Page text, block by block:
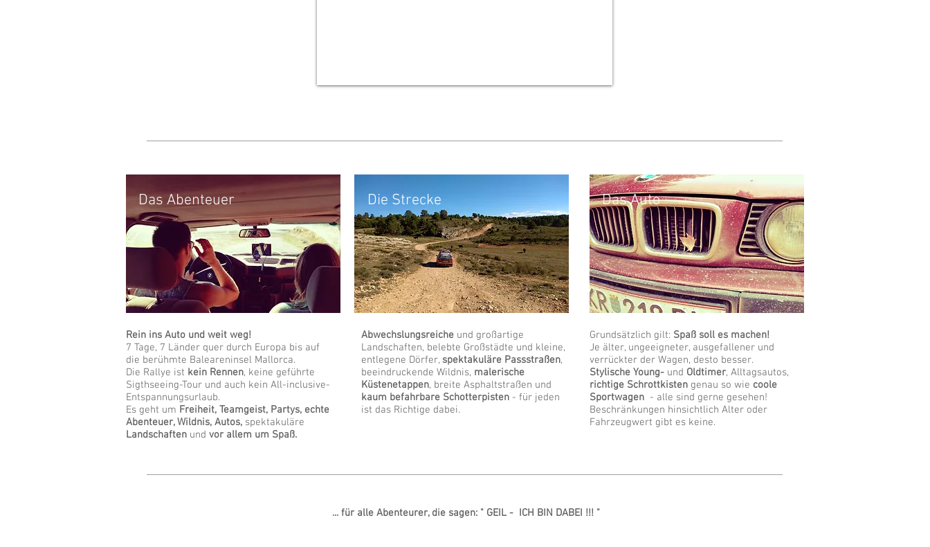
Das Abenteuer
Rein ins Auto und weit weg!
7 Tage, 7 Länder quer durch Europa bis auf
die berühmte Baleareninsel Mallorca.
Die Rallye ist kein Rennen, keine geführte
Sigthseeing-Tour und auch kein All-inclusive-
Entspannungsurlaub.
Es geht um Freiheit, Teamgeist, Partys, echte
Abenteuer, Wildnis, Autos, spektakuläre
Landschaften und vor allem um Spaß.
Die Strecke
Abwechslungsreiche und großartige
Landschaften, belebte Großstädte und kleine,
entlegene Dörfer, spektakuläre Passstraßen,
beeindruckende Wildnis, malerische
Küstenetappen, breite Asphaltstraßen und
kaum befahrbare Schotterpisten - für jeden
ist das Richtige dabei.
Das Auto
Grundsätzlich gilt: Spaß soll es machen!
Je älter, ungeeigneter, ausgefallener und
verrückter der Wagen, desto besser.
Stylische Young- und Oldtimer, Alltagsautos,
richtige Schrottkisten genau so wie coole
Sportwagen - alle sind gerne gesehen!
Beschränkungen hinsichtlich Alter oder
Fahrzeugwert gibt es keine.
... für alle Abenteurer, die sagen: " GEIL - ICH BIN DABEI !!! "